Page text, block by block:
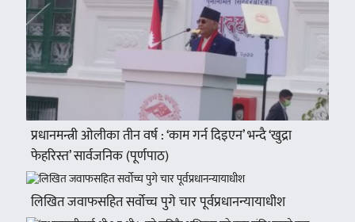
प्रधानमन्त्री ओलीका तीन वर्ष : ‘काम गर्न दिइएन’ भन्दै ‘खुद्रा
फेहरिस्त’ सार्वजनिक (पूर्णपाठ)
लिखित जवाफसहित सर्वोच्च पुगे चार पूर्वप्रधानन्यायाधीश